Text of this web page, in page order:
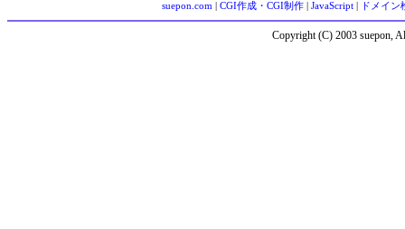
suepon.com CGI作成・CGI制作| JavaScript| ドメイン
Copyright (C) 2003 suepon,